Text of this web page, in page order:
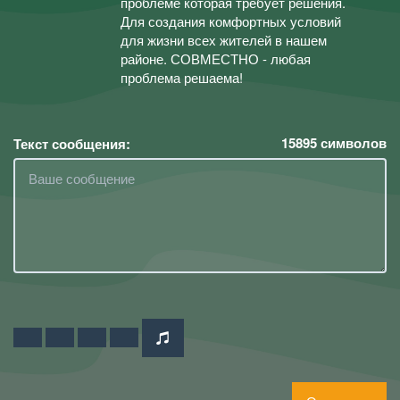
Для создания комфортных условий
для жизни всех жителей в нашем
районе. СОВМЕСТНО - любая
проблема решаема!
Текст сообщения: 15895символов